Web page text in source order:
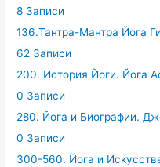
8 Записи
136.Тантра-Мантра Йога
62 Записи
200. История Йоги. Йога
0 Записи
280. Йога и Биографии.
0 Записи
300-560. Йога и